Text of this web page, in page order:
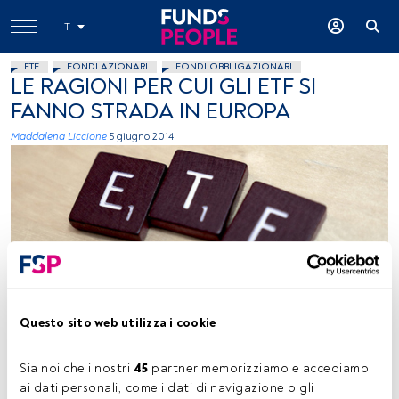
Questo sito web utilizza i cookie
Sia noi che i nostri 45 partner memorizziamo e accediamo
ai dati personali, come i dati di navigazione o gli
IT
ETF FONDI AZIONARI FONDI OBBLIGAZIONARI
LE RAGIONI PER CUI GLI ETF SI
FANNO STRADA IN EUROPA
Maddalena Liccione 5 giugno 2014
Tempo di lettura:1 min.